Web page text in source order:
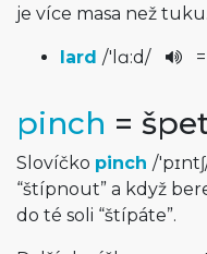
je více masa než tuku.
lard /'lɑ:d/
pinch =
Slovíčko pinch /'pɪntʃ
“štípnout” a když
do té soli “štípáte”.